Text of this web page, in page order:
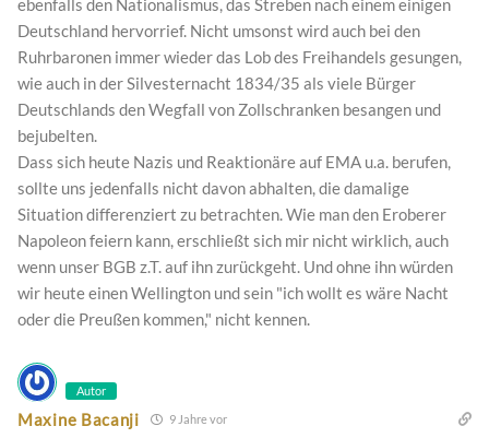
ebenfalls den Nationalismus, das Streben nach einem einigen
Deutschland hervorrief. Nicht umsonst wird auch bei den
Ruhrbaronen immer wieder das Lob des Freihandels gesungen,
wie auch in der Silvesternacht 1834/35 als viele Bürger
Deutschlands den Wegfall von Zollschranken besangen und
bejubelten.
Dass sich heute Nazis und Reaktionäre auf EMA u.a. berufen,
sollte uns jedenfalls nicht davon abhalten, die damalige
Situation differenziert zu betrachten. Wie man den Eroberer
Napoleon feiern kann, erschließt sich mir nicht wirklich, auch
wenn unser BGB z.T. auf ihn zurückgeht. Und ohne ihn würden
wir heute einen Wellington und sein "ich wollt es wäre Nacht
oder die Preußen kommen," nicht kennen.
Autor
Maxine Bacanji 9 Jahre vor